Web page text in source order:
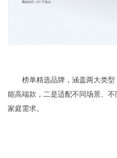
榜单精选品牌，涵盖两大类
能高端款，二是适配不同场景、
家庭需求。